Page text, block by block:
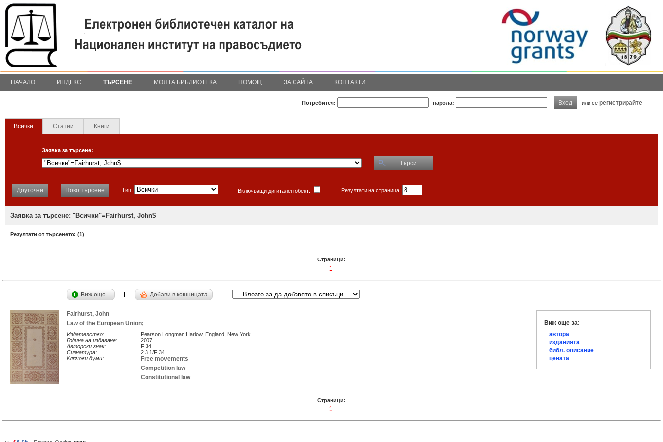
НАЧАЛО ИНДЕКС ТЪРСЕНЕ МОЯТА БИБЛИОТЕКА ПОМОЩ ЗА САЙТА КОНТАКТИ
Потребител: парола: Вход или се регистрирайте
Всички Статии Книги
Заявка за търсене:
Търси
Доуточни Ново търсене Тип: Включващи дигитален обект: Резултати на страница:
Заявка за търсене: "Всички"=Fairhurst, John$
Резултати от търсенето: (1)
Страници:
1
Виж още... Добави в кошницата
Fairhurst, John;
Law of the European Union;
Издателство:
Pearson Longman;Harlow, England, New York
Година на издаване:
2007
Авторски знак:
F 34
Сигнатура:
2.3.1/F 34
Ключови думи:
Free movements
Competition law
Constitutional law
Виж още за:
автора
изданията
библ. описание
цената
Страници:
1